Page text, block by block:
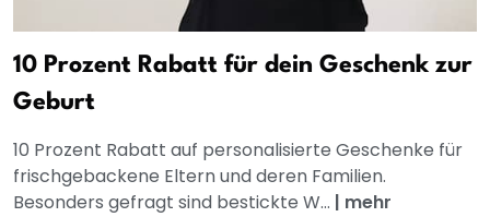
10 Prozent Rabatt für dein Geschenk zur
Geburt
10 Prozent Rabatt auf personalisierte Geschenke für
frischgebackene Eltern und deren Familien.
Besonders gefragt sind bestickte W... | mehr